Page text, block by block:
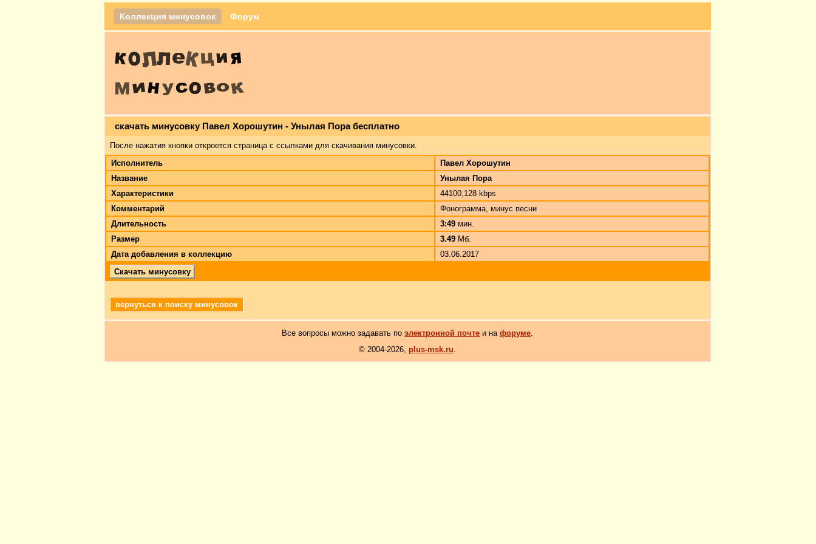
Коллекция минусовок Форум
скачать минусовку Павел Хорошутин - Унылая Пора бесплатно
После нажатия кнопки откроется страница с ссылками для скачивания минусовки.
Исполнитель
Павел Хорошутин
Название
Унылая Пора
Характеристики
44100,128 kbps
Комментарий
Фонограмма, минус песни
Длительность
3:49 мин.
Размер
3.49 Мб.
Дата добавления в коллекцию
03.06.2017
Скачать минусовку
вернуться к поиску минусовок
Все вопросы можно задавать поэлектронной почте и нафоруме.
© 2004-2026, plus-msk.ru.